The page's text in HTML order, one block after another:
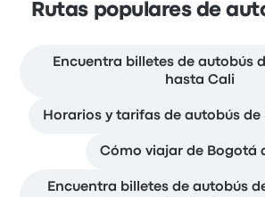
Rutas populares de
Encuentra billetes de autobús
hasta Cali
Horarios y tarifas de autobús de
Cómo viajar de Bogotá
Encuentra billetes de autobús